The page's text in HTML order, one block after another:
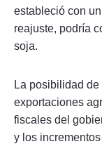
estableció con
reajuste, podría
soja.
La posibilidad
exportaciones
fiscales del
y los